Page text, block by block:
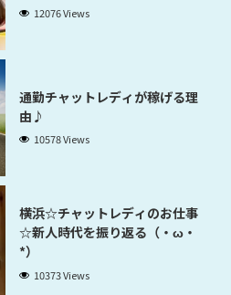
12076 Views
通勤チャットレディが稼げる理
由♪
10578 Views
横浜☆チャットレディのお仕事
☆新人時代を振り返る（・ω・
*）
10373 Views